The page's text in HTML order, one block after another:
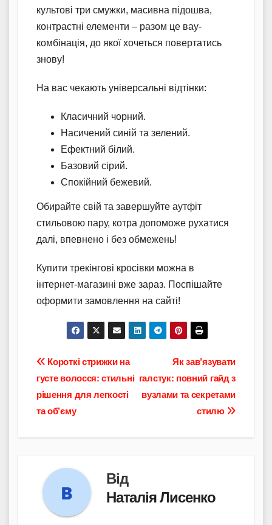
культові три смужки, масивна підошва,
контрастні елементи – разом це вау-
комбінація, до якої хочеться повертатись
знову!
На вас чекають універсальні відтінки:
Класичний чорний.
Насичений синій та зелений.
Ефектний білий.
Базовий сірий.
Спокійний бежевий.
Обирайте свій та завершуйте аутфіт
стильовою пару, котра допоможе рухатися
далі, впевнено і без обмежень!
Купити трекінгові кросівки можна в
інтернет-магазині вже зараз. Поспішайте
оформити замовлення на сайті!
Навігація
записів
Як зав’язувати
галстук: повний гайд з
вузлами та секретами
стилю
Короткі стрижки на
густе волосся: стильні
рішення для легкості
та об’єму
Від
Наталія Лисенко